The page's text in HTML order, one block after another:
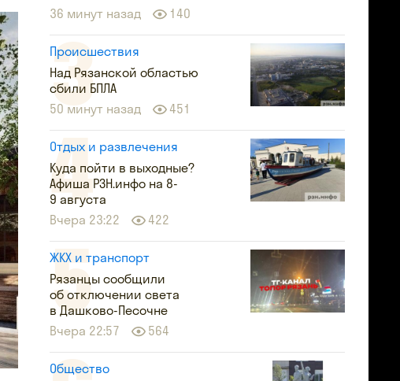
36 минут назад
140
Происшествия
Над Рязанской областью
сбили БПЛА
50 минут назад
451
Отдых и развлечения
Куда пойти в выходные?
Афиша РЗН.инфо на 8-
9 августа
Вчера 23:22
422
ЖКХ и транспорт
Рязанцы сообщили
об отключении света
в Дашково-Песочне
Вчера 22:57
564
Общество